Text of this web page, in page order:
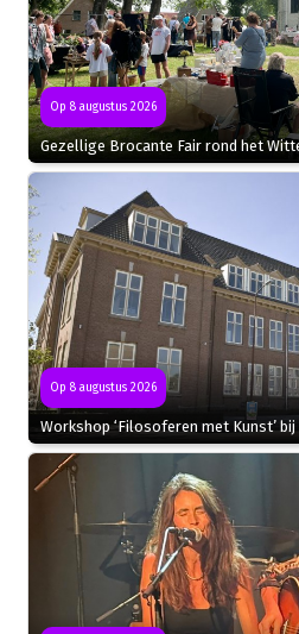
Op 8 augustus 2026
Gezellige Brocante Fair rond het
Op 8 augustus 2026
Workshop ‘Filosoferen met Kunst’